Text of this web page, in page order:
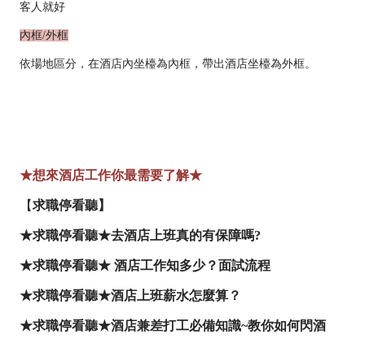
客人就好
內框/外框
依場地區分，在酒店內坐檯為內框，帶出酒店坐檯為外框。
★想來酒店工作你最需要了解★
【求職停看聽】
★求職停看聽★去酒店上班真的有保障嗎?
★求職停看聽★ 酒店工作知多少？面試流程
★求職停看聽★酒店上班薪水怎麼算？
★求職停看聽★酒店兼差打工必備知識~教你如何閃酒